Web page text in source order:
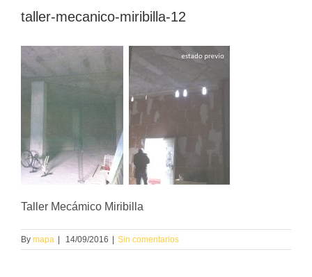
taller-mecanico-miribilla-12
Taller Mecámico Miribilla
By mapa 14/09/2016 Sin comentarios